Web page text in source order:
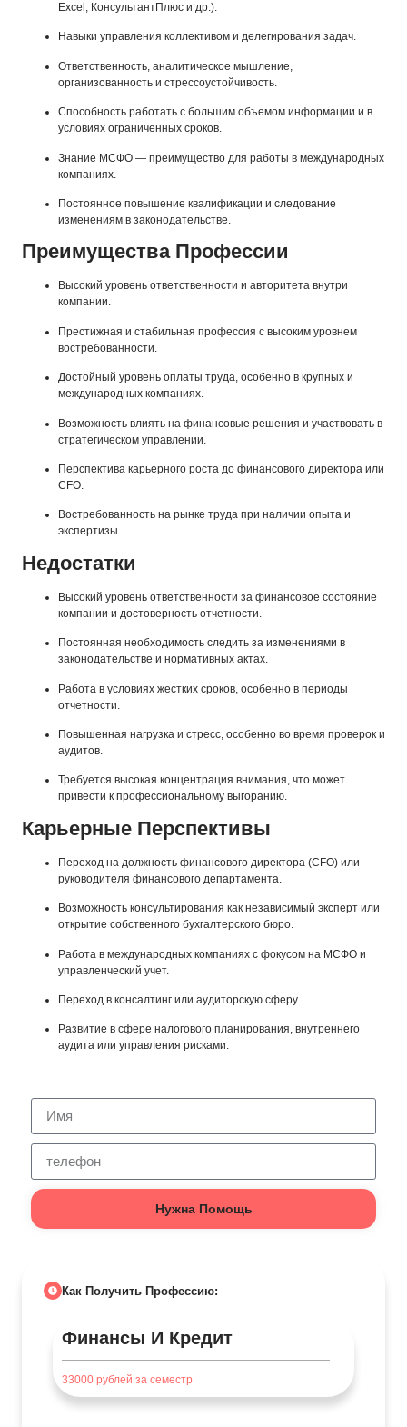
Excel, КонсультантПлюс и др.).
Навыки управления коллективом и делегирования задач.
Ответственность, аналитическое мышление,
организованность и стрессоустойчивость.
Способность работать с большим объемом информации и в
условиях ограниченных сроков.
Знание МСФО — преимущество для работы в международных
компаниях.
Постоянное повышение квалификации и следование
изменениям в законодательстве.
Преимущества Профессии
Высокий уровень ответственности и авторитета внутри
компании.
Престижная и стабильная профессия с высоким уровнем
востребованности.
Достойный уровень оплаты труда, особенно в крупных и
международных компаниях.
Возможность влиять на финансовые решения и участвовать в
стратегическом управлении.
Перспектива карьерного роста до финансового директора или
CFO.
Востребованность на рынке труда при наличии опыта и
экспертизы.
Недостатки
Высокий уровень ответственности за финансовое состояние
компании и достоверность отчетности.
Постоянная необходимость следить за изменениями в
законодательстве и нормативных актах.
Работа в условиях жестких сроков, особенно в периоды
отчетности.
Повышенная нагрузка и стресс, особенно во время проверок и
аудитов.
Требуется высокая концентрация внимания, что может
привести к профессиональному выгоранию.
Карьерные Перспективы
Переход на должность финансового директора (CFO) или
руководителя финансового департамента.
Возможность консультирования как независимый эксперт или
открытие собственного бухгалтерского бюро.
Работа в международных компаниях с фокусом на МСФО и
управленческий учет.
Переход в консалтинг или аудиторскую сферу.
Развитие в сфере налогового планирования, внутреннего
аудита или управления рисками.
Нужна Помощь
Как Получить Профессию:
Финансы И Кредит
33000 рублей за семестр